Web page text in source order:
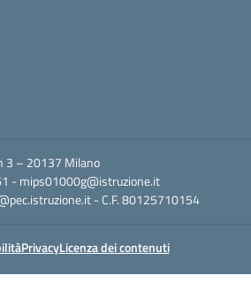
3 – 20137 Milano
- mips01000g@istruzione.it
- C.F. 80125710154
PrivacyLicenza dei contenuti